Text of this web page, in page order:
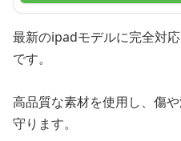
最新のipadモデルに完全対
です。
高品質な素材を使用し、傷
守ります。